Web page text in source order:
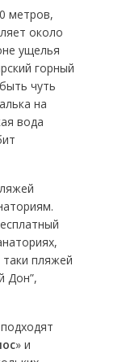
метров,
около
ущелья
горный
чуть
на
вода
таки пляжей
Дон”,
» и